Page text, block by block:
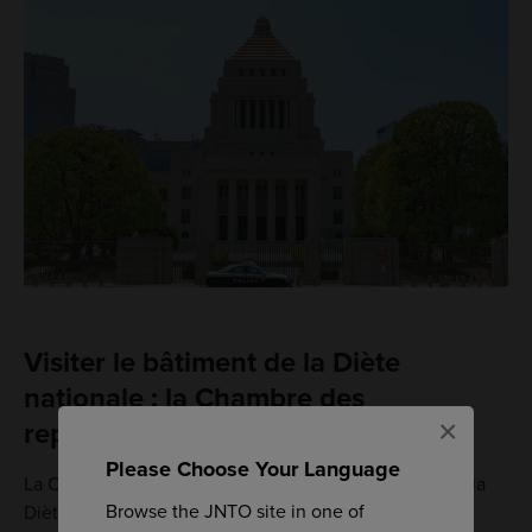
Please Choose Your Language
Browse the JNTO site in one of
×
Visiter le bâtiment de la Diète
nationale : la Chambre des
représentants
La Chambre des représentants propose des visites de la
Diète nationale en anglais pour les visiteurs étrangers.